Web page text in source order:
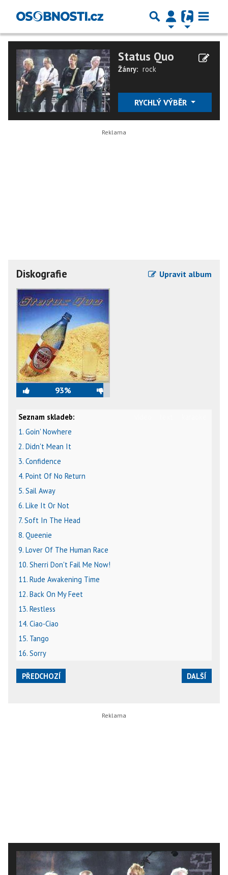
Status Quo
Žánry: rock
RYCHLÝ VÝBĚR
Diskografie Upravit album
93%
Seznam skladeb:
1. Goin' Nowhere
2. Didn't Mean It
3. Confidence
4. Point Of No Return
5. Sail Away
6. Like It Or Not
7. Soft In The Head
8. Queenie
9. Lover Of The Human Race
10. Sherri Don't Fail Me Now!
11. Rude Awakening Time
12. Back On My Feet
13. Restless
14. Ciao-Ciao
15. Tango
16. Sorry
PŘEDCHOZÍ DALŠÍ